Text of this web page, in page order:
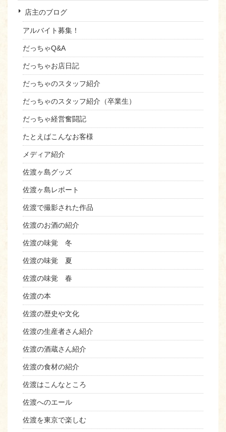
店主のブログ
アルバイト募集！
だっちゃQ&A
だっちゃお店日記
だっちゃのスタッフ紹介
だっちゃのスタッフ紹介（卒業生）
だっちゃ経営奮闘記
たとえばこんなお客様
メディア紹介
佐渡ヶ島グッズ
佐渡ヶ島レポート
佐渡で撮影された作品
佐渡のお酒の紹介
佐渡の味覚 冬
佐渡の味覚 夏
佐渡の味覚 春
佐渡の本
佐渡の歴史や文化
佐渡の生産者さん紹介
佐渡の酒蔵さん紹介
佐渡の食材の紹介
佐渡はこんなところ
佐渡へのエール
佐渡を東京で楽しむ